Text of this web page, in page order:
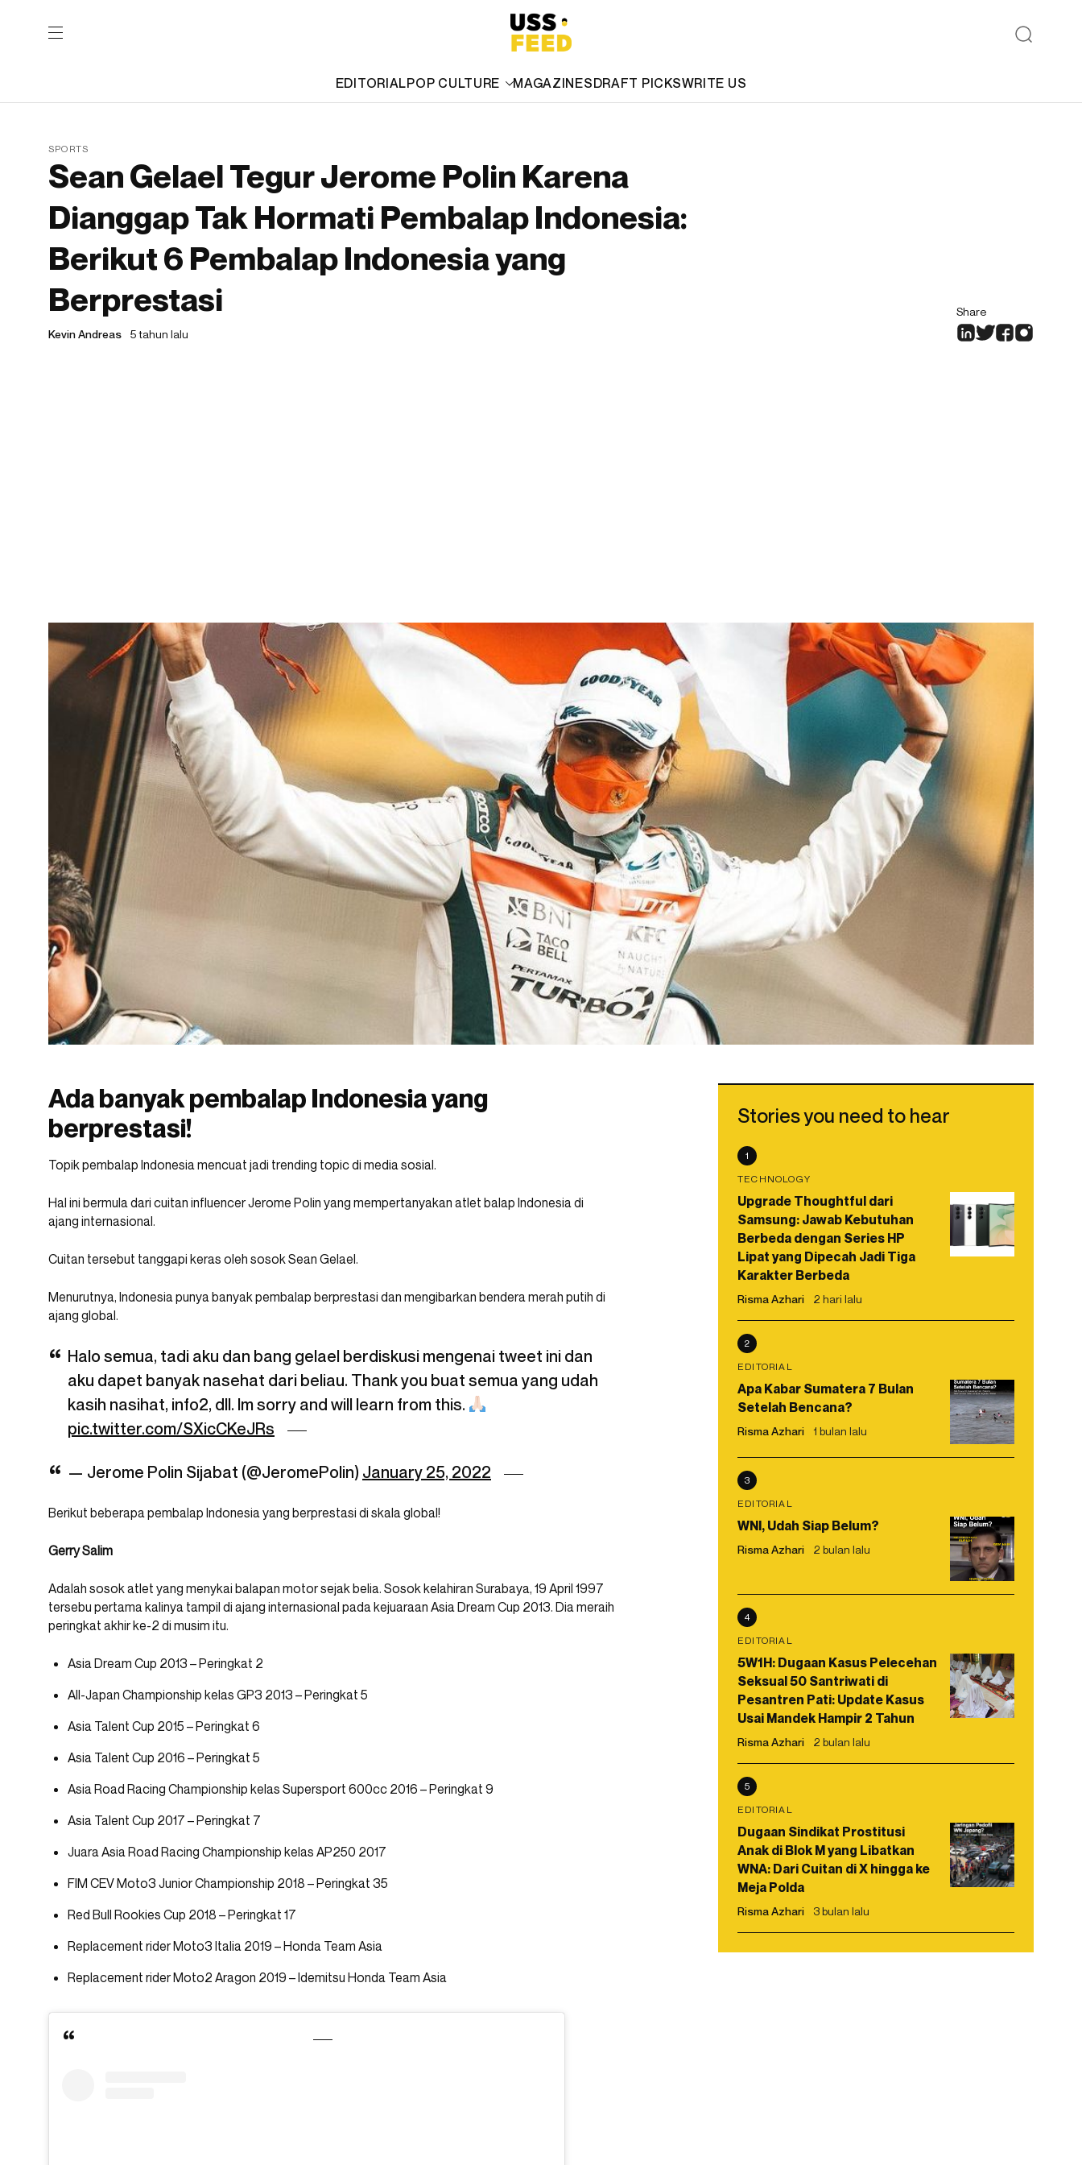
EDITORIALPOP CULTURE MAGAZINESDRAFT PICKSWRITE US
SPORTS
Sean Gelael Tegur Jerome Polin Karena
Dianggap Tak Hormati Pembalap Indonesia:
Berikut 6 Pembalap Indonesia yang
Berprestasi
Kevin Andreas 5 tahun lalu
Share
Ada banyak pembalap Indonesia yang
berprestasi!
Topik pembalap Indonesia mencuat jadi trending topic di media sosial.
Hal ini bermula dari cuitan influencer Jerome Polin yang mempertanyakan atlet balap Indonesia di
ajang internasional.
Cuitan tersebut tanggapi keras oleh sosok Sean Gelael.
Menurutnya, Indonesia punya banyak pembalap berprestasi dan mengibarkan bendera merah putih di
ajang global.
Halo semua, tadi aku dan bang gelael berdiskusi mengenai tweet ini dan
aku dapet banyak nasehat dari beliau. Thank you buat semua yang udah
kasih nasihat, info2, dll. Im sorry and will learn from this.
pic.twitter.com/SXicCKeJRs
— Jerome Polin Sijabat (@JeromePolin) January 25, 2022
Berikut beberapa pembalap Indonesia yang berprestasi di skala global!
Gerry Salim
Adalah sosok atlet yang menykai balapan motor sejak belia. Sosok kelahiran Surabaya, 19 April 1997
tersebu pertama kalinya tampil di ajang internasional pada kejuaraan Asia Dream Cup 2013. Dia meraih
peringkat akhir ke-2 di musim itu.
Asia Dream Cup 2013 – Peringkat 2
All-Japan Championship kelas GP3 2013 – Peringkat 5
Asia Talent Cup 2015 – Peringkat 6
Asia Talent Cup 2016 – Peringkat 5
Asia Road Racing Championship kelas Supersport 600cc 2016 – Peringkat 9
Asia Talent Cup 2017 – Peringkat 7
Juara Asia Road Racing Championship kelas AP250 2017
FIM CEV Moto3 Junior Championship 2018 – Peringkat 35
Red Bull Rookies Cup 2018 – Peringkat 17
Replacement rider Moto3 Italia 2019 – Honda Team Asia
Replacement rider Moto2 Aragon 2019 – Idemitsu Honda Team Asia
Stories you need to hear
1
TECHNOLOGY
Upgrade Thoughtful dari
Samsung: Jawab Kebutuhan
Berbeda dengan Series HP
Lipat yang Dipecah Jadi Tiga
Karakter Berbeda
Risma Azhari 2 hari lalu
2
EDITORIAL
Apa Kabar Sumatera 7 Bulan
Setelah Bencana?
Risma Azhari 1 bulan lalu
3
EDITORIAL
WNI, Udah Siap Belum?
Risma Azhari 2 bulan lalu
4
EDITORIAL
5W1H: Dugaan Kasus Pelecehan
Seksual 50 Santriwati di
Pesantren Pati: Update Kasus
Usai Mandek Hampir 2 Tahun
Risma Azhari 2 bulan lalu
5
EDITORIAL
Dugaan Sindikat Prostitusi
Anak di Blok M yang Libatkan
WNA: Dari Cuitan di X hingga ke
Meja Polda
Risma Azhari 3 bulan lalu